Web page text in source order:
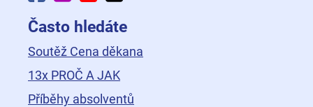
Často hledáte
Soutěž Cena děkana
13x PROČ A JAK
Příběhy absolventů